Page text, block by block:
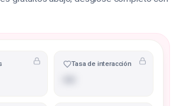
Tasa de interacción